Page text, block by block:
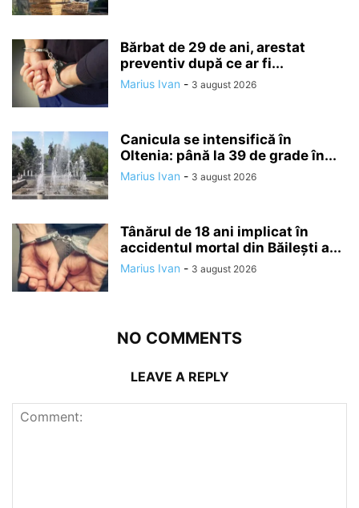
Bărbat de 29 de ani, arestat
preventiv după ce ar fi...
Marius Ivan - 3 august 2026
Canicula se intensifică în
Oltenia: până la 39 de grade în...
Marius Ivan - 3 august 2026
Tânărul de 18 ani implicat în
accidentul mortal din Băilești a...
Marius Ivan - 3 august 2026
NO COMMENTS
LEAVE A REPLY